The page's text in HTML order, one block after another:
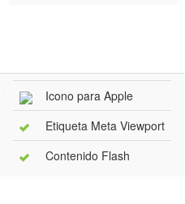
Icono para Apple
Etiqueta Meta Viewport
Contenido Flash